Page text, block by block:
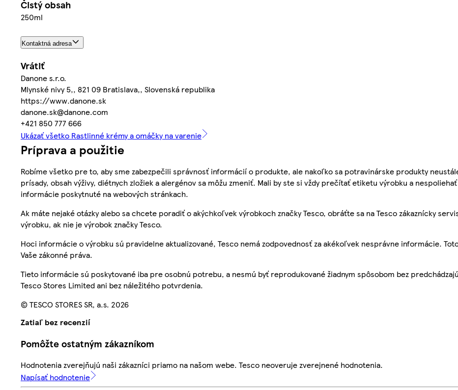
Čistý obsah
250ml
Kontaktná adresa
Vrátiť
Danone s.r.o.
Mlynské nivy 5,, 821 09 Bratislava,, Slovenská republika
https://www.danone.sk
danone.sk@danone.com
+421 850 777 666
Ukázať všetko Rastlinné krémy a omáčky na varenie
Príprava a použitie
Robíme všetko pre to, aby sme zabezpečili správnosť informácií o produkte, ale nakoľko sa potravinárske produkty
prísady, obsah výživy, diétnych zložiek a alergénov sa môžu zmeniť. Mali by ste si vždy prečítať etiketu výrobku a
informácie poskytnuté na webových stránkach.
Ak máte nejaké otázky alebo sa chcete poradiť o akýchkoľvek výrobkoch značky Tesco, obráťte sa na Tesco zákaznícky
výrobku, ak nie je výrobok značky Tesco.
Hoci informácie o výrobku sú pravidelne aktualizované, Tesco nemá zodpovednosť za akékoľvek nesprávne informácie.
Vaše zákonné práva.
Tieto informácie sú poskytované iba pre osobnú potrebu, a nesmú byť reprodukované žiadnym spôsobom bez
Tesco Stores Limited ani bez náležitého potvrdenia.
© TESCO STORES SR, a.s. 2026
Zatiaľ bez recenzií
Pomôžte ostatným zákazníkom
Hodnotenia zverejňujú naši zákazníci priamo na našom webe. Tesco neoveruje zverejnené hodnotenia.
Napísať hodnotenie